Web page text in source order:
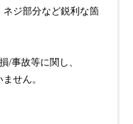
ジ部分など鋭利な箇
/事故等に関し、
せん。